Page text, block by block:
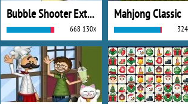
Bubble Shooter Extreme
668 130x
Mahjong Classic